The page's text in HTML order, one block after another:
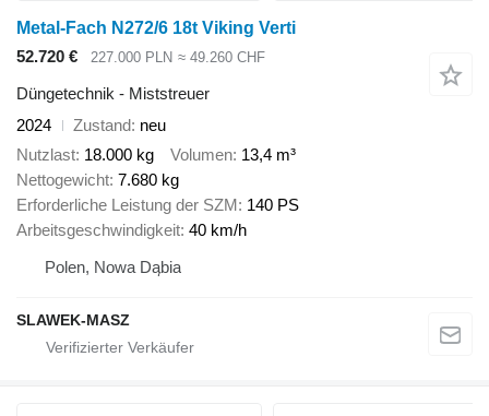
Metal-Fach N272/6 18t Viking Verti
52.720 €
227.000 PLN ≈ 49.260 CHF
Düngetechnik - Miststreuer
2024
Zustand neu
Nutzlast 18.000 kg Volumen 13,4 m³
Nettogewicht 7.680 kg
Erforderliche Leistung der SZM 140 PS
Arbeitsgeschwindigkeit 40 km/h
Polen, Nowa Dąbia
SLAWEK-MASZ